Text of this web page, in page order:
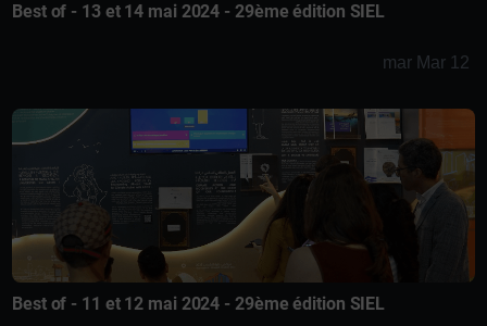
Best of - 13 et 14 mai 2024 - 29ème édition SIEL
mar Mar 12
Best of - 11 et 12 mai 2024 - 29ème édition SIEL